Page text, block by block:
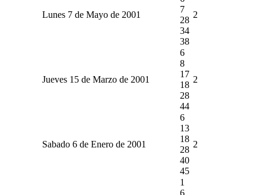
Lunes 7 de Mayo de 2001
7
28
34
38
2
Jueves 15 de Marzo de 2001
6
8
17
18
28
44
2
Sabado 6 de Enero de 2001
6
13
18
28
40
45
2
1
6